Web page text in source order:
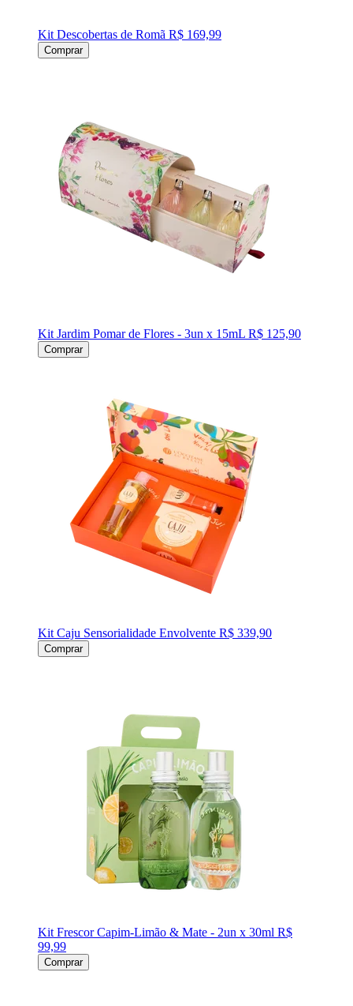
Kit Descobertas de Romã R$ 169,99
Comprar
Kit Jardim Pomar de Flores - 3un x 15mL R$ 125,90
Comprar
Kit Caju Sensorialidade Envolvente R$ 339,90
Comprar
Kit Frescor Capim-Limão & Mate - 2un x 30ml R$
99,99
Comprar